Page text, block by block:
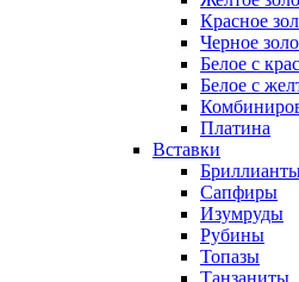
Красное
Черное
Белое с
Белое с
Платина
Вставки
Сапфиры
Изумруды
Рубины
Топазы
Танзаниты